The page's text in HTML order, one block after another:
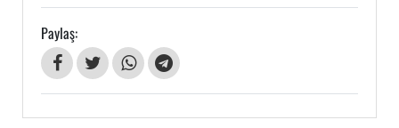
Paylaş: